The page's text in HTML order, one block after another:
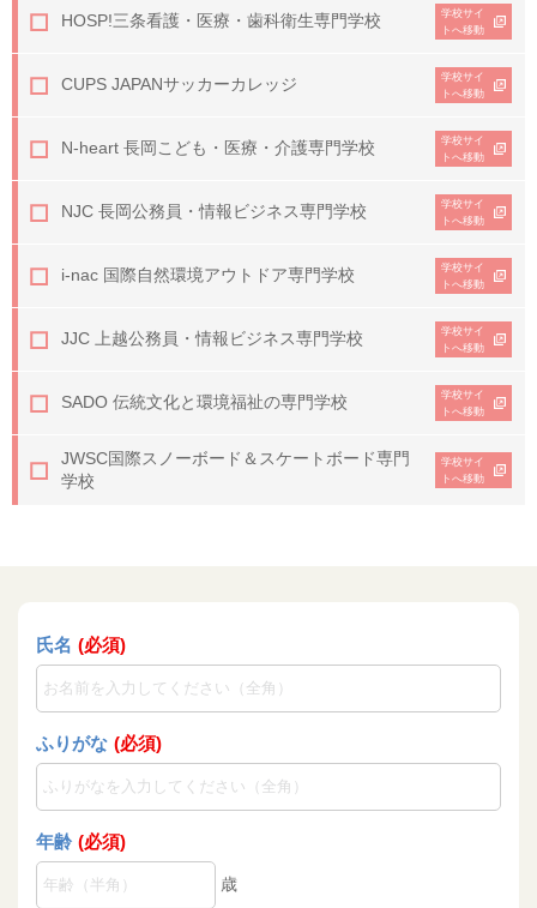
HOSP!三条看護・医療・歯科衛生専門学校
学校サイ
トへ移動
CUPS JAPANサッカーカレッジ
学校サイ
トへ移動
N-heart 長岡こども・医療・介護専門学校
学校サイ
トへ移動
NJC 長岡公務員・情報ビジネス専門学校
学校サイ
トへ移動
i-nac 国際自然環境アウトドア専門学校
学校サイ
トへ移動
JJC 上越公務員・情報ビジネス専門学校
学校サイ
トへ移動
SADO 伝統文化と環境福祉の専門学校
学校サイ
トへ移動
JWSC国際スノーボード＆スケートボード専門
学校
学校サイ
トへ移動
氏名 (必須)
ふりがな (必須)
年齢 (必須)
歳